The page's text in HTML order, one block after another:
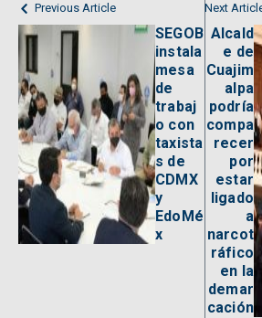
Previous Article
SEGOB
instala
mesa
de
trabaj
o con
taxista
s de
CDMX
y
EdoMé
x
Next
Alcald
e de
Cuajim
alpa
podría
compa
recer
por
estar
ligado
a
narcot
ráfico
en la
demar
cación